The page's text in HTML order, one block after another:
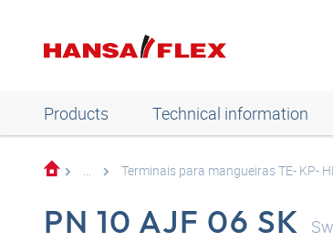
Products Technical information
... Terminais para mangueiras TE- KP-
PN 10 AJF 06 SK